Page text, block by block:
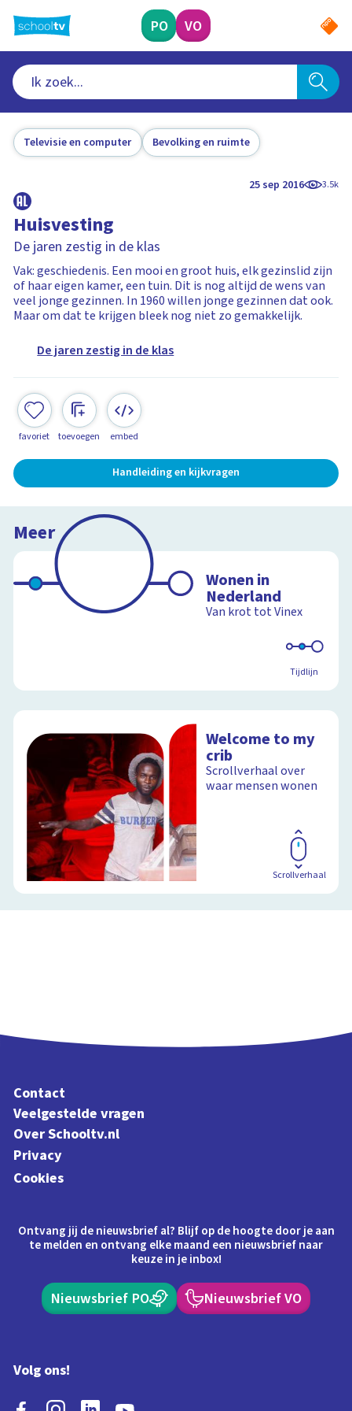
naar
hoofdinhoud
PO VO
Televisie en computer Bevolking en ruimte
25 sep 2016 3.5k
Huisvesting
De jaren zestig in de klas
Vak: geschiedenis. Een mooi en groot huis, elk gezinslid zijn
of haar eigen kamer, een tuin. Dit is nog altijd de wens van
veel jonge gezinnen. In 1960 willen jonge gezinnen dat ook.
Maar om dat te krijgen bleek nog niet zo gemakkelijk.
De jaren zestig in de klas
favoriet toevoegen embed
Handleiding en kijkvragen
Meer
Wonen in
Nederland
Van krot tot Vinex
Tijdlijn
Welcome to my
crib
Scrollverhaal over
waar mensen wonen
Scrollverhaal
Contact
Veelgestelde vragen
Over Schooltv.nl
Privacy
Cookies
Ontvang jij de nieuwsbrief al? Blijf op de hoogte door je aan
te melden en ontvang elke maand een nieuwsbrief naar
keuze in je inbox!
Nieuwsbrief PO Nieuwsbrief VO
Volg ons!